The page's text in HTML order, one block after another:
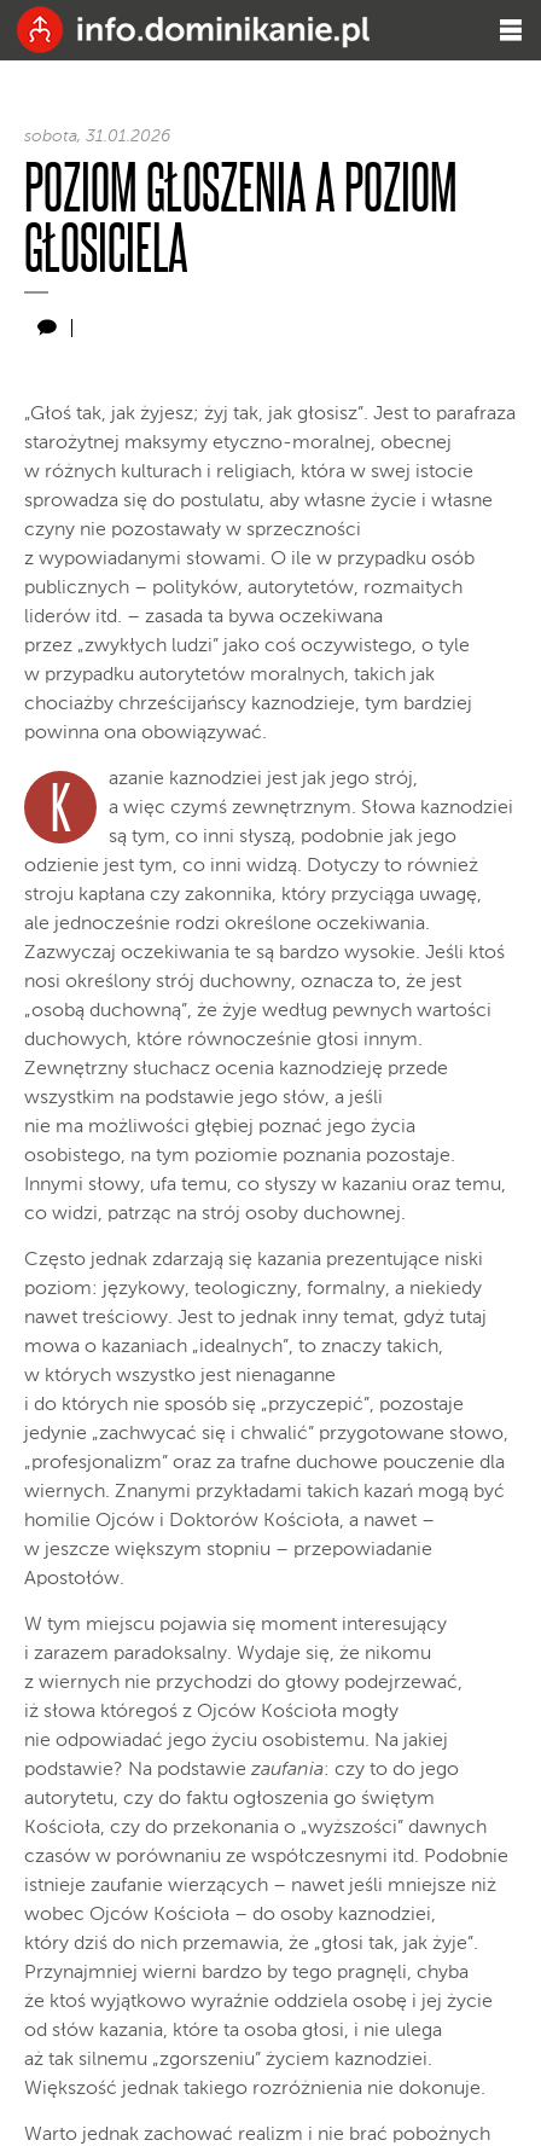
sobota, 31.01.2026
POZIOM GŁOSZENIA A POZIOM
GŁOSICIELA
„Głoś tak, jak żyjesz; żyj tak, jak głosisz”. Jest to parafraza
starożytnej maksymy etyczno-moralnej, obecnej
w różnych kulturach i religiach, która w swej istocie
sprowadza się do postulatu, aby własne życie i własne
czyny nie pozostawały w sprzeczności
z wypowiadanymi słowami. O ile w przypadku osób
publicznych – polityków, autorytetów, rozmaitych
liderów itd. – zasada ta bywa oczekiwana
przez „zwykłych ludzi” jako coś oczywistego, o tyle
w przypadku autorytetów moralnych, takich jak
chociażby chrześcijańscy kaznodzieje, tym bardziej
powinna ona obowiązywać.
K
azanie kaznodziei jest jak jego strój,
a więc czymś zewnętrznym. Słowa kaznodziei
są tym, co inni słyszą, podobnie jak jego
odzienie jest tym, co inni widzą. Dotyczy to również
stroju kapłana czy zakonnika, który przyciąga uwagę,
ale jednocześnie rodzi określone oczekiwania.
Zazwyczaj oczekiwania te są bardzo wysokie. Jeśli ktoś
nosi określony strój duchowny, oznacza to, że jest
„osobą duchowną”, że żyje według pewnych wartości
duchowych, które równocześnie głosi innym.
Zewnętrzny słuchacz ocenia kaznodzieję przede
wszystkim na podstawie jego słów, a jeśli
nie ma możliwości głębiej poznać jego życia
osobistego, na tym poziomie poznania pozostaje.
Innymi słowy, ufa temu, co słyszy w kazaniu oraz temu,
co widzi, patrząc na strój osoby duchownej.
Często jednak zdarzają się kazania prezentujące niski
poziom: językowy, teologiczny, formalny, a niekiedy
nawet treściowy. Jest to jednak inny temat, gdyż tutaj
mowa o kazaniach „idealnych”, to znaczy takich,
w których wszystko jest nienaganne
i do których nie sposób się „przyczepić”, pozostaje
jedynie „zachwycać się i chwalić” przygotowane słowo,
„profesjonalizm” oraz za trafne duchowe pouczenie dla
wiernych. Znanymi przykładami takich kazań mogą być
homilie Ojców i Doktorów Kościoła, a nawet –
w jeszcze większym stopniu – przepowiadanie
Apostołów.
W tym miejscu pojawia się moment interesujący
i zarazem paradoksalny. Wydaje się, że nikomu
z wiernych nie przychodzi do głowy podejrzewać,
iż słowa któregoś z Ojców Kościoła mogły
nie odpowiadać jego życiu osobistemu. Na jakiej
podstawie? Na podstawie zaufania: czy to do jego
autorytetu, czy do faktu ogłoszenia go świętym
Kościoła, czy do przekonania o „wyższości” dawnych
czasów w porównaniu ze współczesnymi itd. Podobnie
istnieje zaufanie wierzących – nawet jeśli mniejsze niż
wobec Ojców Kościoła – do osoby kaznodziei,
który dziś do nich przemawia, że „głosi tak, jak żyje”.
Przynajmniej wierni bardzo by tego pragnęli, chyba
że ktoś wyjątkowo wyraźnie oddziela osobę i jej życie
od słów kazania, które ta osoba głosi, i nie ulega
aż tak silnemu „zgorszeniu” życiem kaznodziei.
Większość jednak takiego rozróżnienia nie dokonuje.
Warto jednak zachować realizm i nie brać pobożnych